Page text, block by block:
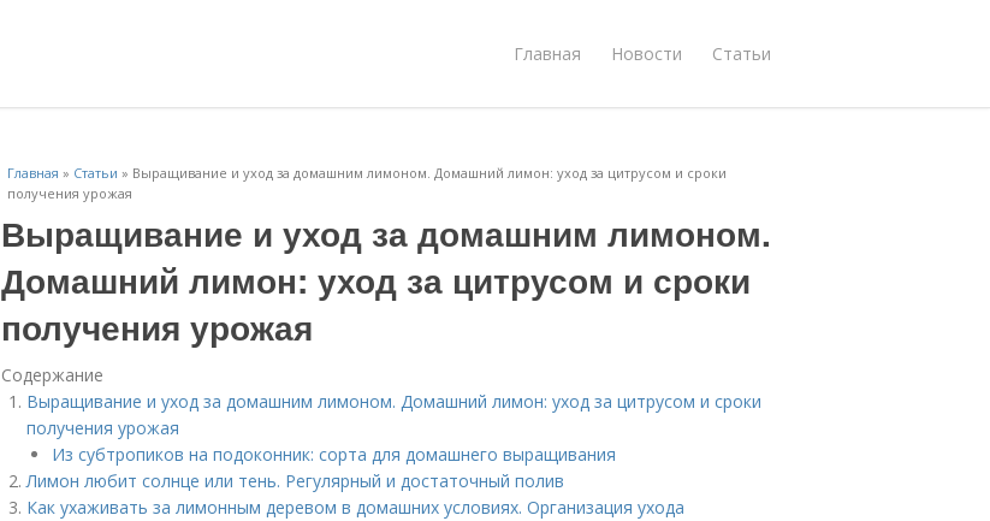
Главная Новости Статьи
Главная » Статьи » Выращивание и уход за домашним лимоном. Домашний лимон: уход за цитрусом и сроки
получения урожая
Выращивание и уход за домашним лимоном.
Домашний лимон: уход за цитрусом и сроки
получения урожая
Содержание
Выращивание и уход за домашним лимоном. Домашний лимон: уход за цитрусом и сроки
получения урожая
Из субтропиков на подоконник: сорта для домашнего выращивания
Лимон любит солнце или тень. Регулярный и достаточный полив
Как ухаживать за лимонным деревом в домашних условиях. Организация ухода